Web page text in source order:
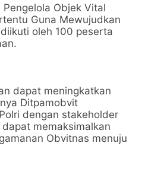
Objek Vital
Guna Mewujudkan
oleh 100 peserta
dapat meningkatkan
Ditpamobvit
dengan stakeholder
memaksimalkan
Obvitnas menuju